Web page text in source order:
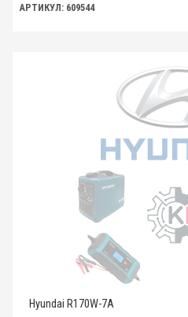
АРТИКУЛ: 609544
Hyundai R170W-7A